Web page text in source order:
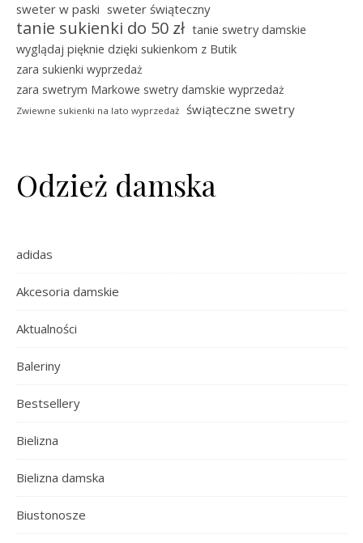
sweter w paski sweter świąteczny
tanie sukienki do 50 zł tanie swetry damskie
wyglądaj pięknie dzięki sukienkom z Butik
zara sukienki wyprzedaż
zara swetrym Markowe swetry damskie wyprzedaż
Zwiewne sukienki na lato wyprzedaż świąteczne swetry
Odzież damska
adidas
Akcesoria damskie
Aktualności
Baleriny
Bestsellery
Bielizna
Bielizna damska
Biustonosze